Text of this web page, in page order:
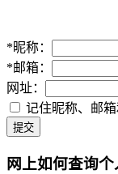
*昵称：
*邮箱：
网址：
记住昵称、邮
提交
网上如何查询个